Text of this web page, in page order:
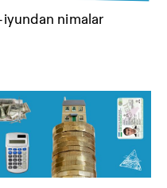
iyundan nimalar